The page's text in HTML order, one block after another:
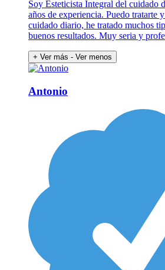
Soy Esteticista Integral del cuidado
años de experiencia. Puedo tratarte
cuidado diario, he tratado muchos
buenos resultados. Muy seria y
+ Ver más - Ver menos
Antonio